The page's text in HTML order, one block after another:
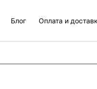
Блог Оплата и